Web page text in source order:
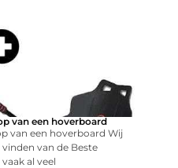
van een hoverboard
van een hoverboard Wij
van de Beste
al veel